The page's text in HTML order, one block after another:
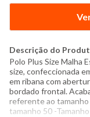
Descrição do
Polo Plus Size Malha
size, confeccionada
em ribana com
bordado frontal.
referente ao
tamanho 50 -